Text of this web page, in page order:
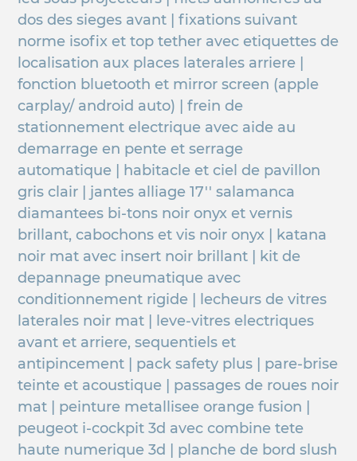
dos des sieges avant | fixations suivant
norme isofix et top tether avec etiquettes de
localisation aux places laterales arriere |
fonction bluetooth et mirror screen (apple
carplay/ android auto) | frein de
stationnement electrique avec aide au
demarrage en pente et serrage
automatique | habitacle et ciel de pavillon
gris clair | jantes alliage 17'' salamanca
diamantees bi-tons noir onyx et vernis
brillant, cabochons et vis noir onyx | katana
noir mat avec insert noir brillant | kit de
depannage pneumatique avec
conditionnement rigide | lecheurs de vitres
laterales noir mat | leve-vitres electriques
avant et arriere, sequentiels et
antipincement | pack safety plus | pare-brise
teinte et acoustique | passages de roues noir
mat | peinture metallisee orange fusion |
peugeot i-cockpit 3d avec combine tete
haute numerique 3d | planche de bord slush